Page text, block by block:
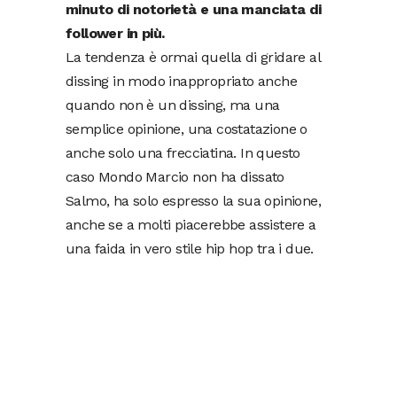
minuto di notorietà e una manciata di
follower in più.
La tendenza è ormai quella di gridare al
dissing in modo inappropriato anche
quando non è un dissing, ma una
semplice opinione, una costatazione o
anche solo una frecciatina. In questo
caso Mondo Marcio non ha dissato
Salmo, ha solo espresso la sua opinione,
anche se a molti piacerebbe assistere a
una faida in vero stile hip hop tra i due.